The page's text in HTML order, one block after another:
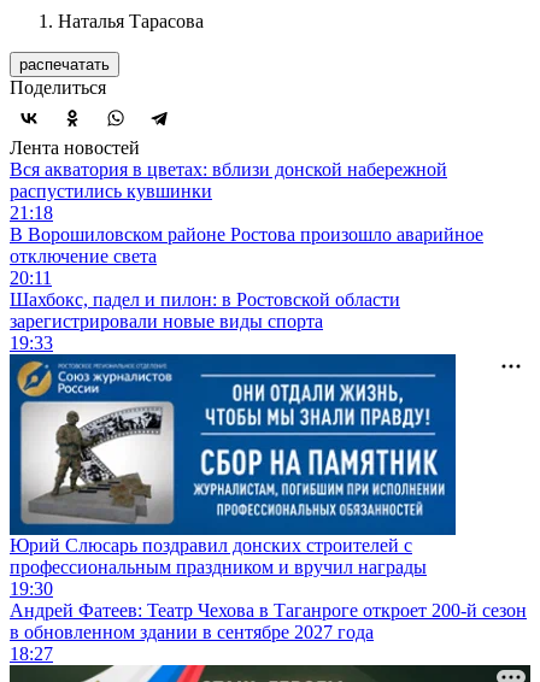
Наталья Тарасова
распечатать
Поделиться
Лента новостей
Вся акватория в цветах: вблизи донской набережной
распустились кувшинки
21:18
В Ворошиловском районе Ростова произошло аварийное
отключение света
20:11
Шахбокс, падел и пилон: в Ростовской области
зарегистрировали новые виды спорта
19:33
Юрий Слюсарь поздравил донских строителей с
профессиональным праздником и вручил награды
19:30
Андрей Фатеев: Театр Чехова в Таганроге откроет 200-й сезон
в обновленном здании в сентябре 2027 года
18:27